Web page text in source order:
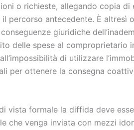
o richieste, allegando copia
percorso antecedente. È altresì
giuridiche
delle spese al comproprietario
di utilizzare
per ottenere la consegna
vista formale la diffida deve
che venga inviata con mezzi